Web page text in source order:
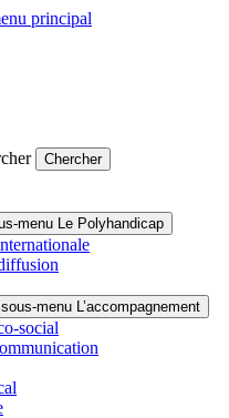
principal
polyhandicapées dans
menu Le Polyhandicap
menu L’accompagnement
social